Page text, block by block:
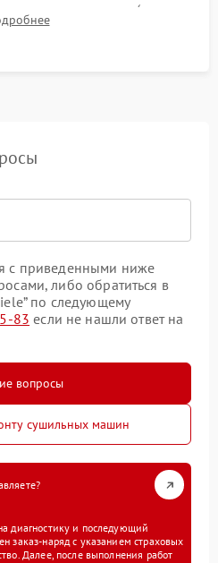
дренажного насоса (откачка
скрипов, стуков или
с приведенными ниже
либо обратиться в
по следующему
83 если не нашли ответ на
вопросы
сушильных машин
диагностику и последующий
заказ-наряд с указанием страховых
Далее, после выполнения работ